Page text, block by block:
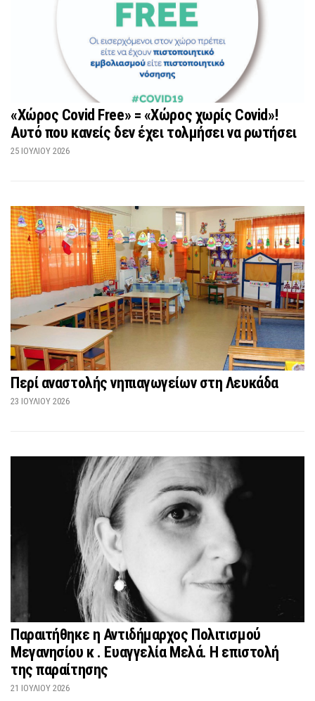
«Χώρος Covid Free» = «Χώρος χωρίς Covid»!
Αυτό που κανείς δεν έχει τολμήσει να ρωτήσει
25 ΙΟΥΛΊΟΥ 2026
Περί αναστολής νηπιαγωγείων στη Λευκάδα
23 ΙΟΥΛΊΟΥ 2026
Παραιτήθηκε η Αντιδήμαρχος Πολιτισμού
Μεγανησίου κ . Ευαγγελία Μελά. Η επιστολή
της παραίτησης
21 ΙΟΥΛΊΟΥ 2026